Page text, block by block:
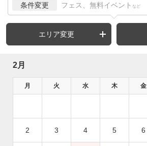
条件変更 フェス、無料イベント など
エリア変更
2月
月 火 水 木 金
2 3 4 5 6